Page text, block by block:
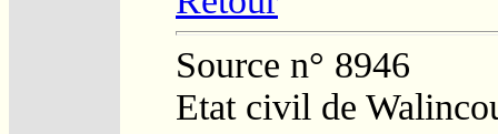
Source n° 8946
Etat civil de